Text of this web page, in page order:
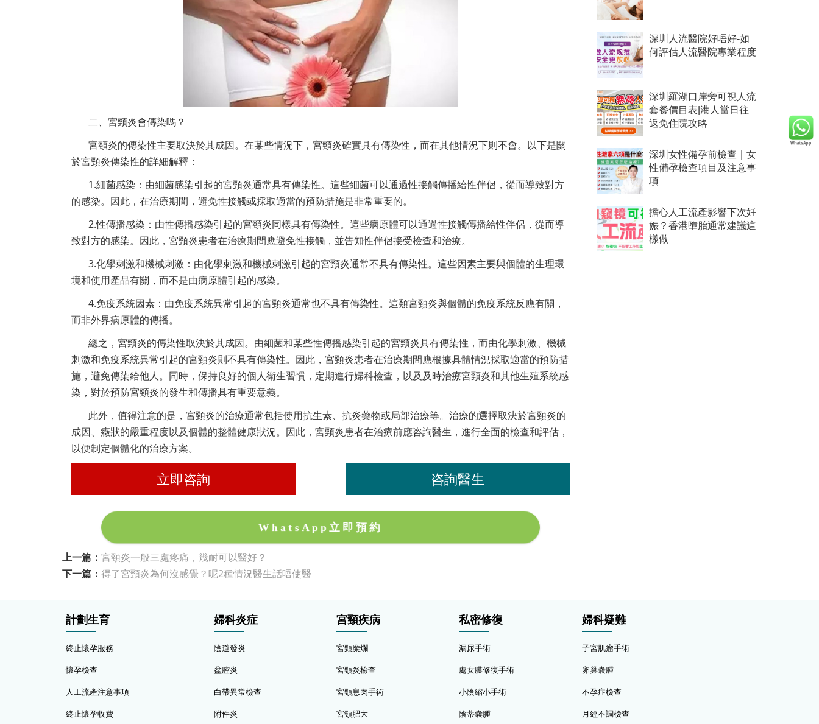
二、宮頸炎會傳染嗎？
宮頸炎的傳染性主要取決於其成因。在某些情況下，宮頸炎確實具有傳染性，而在其他情況下則不會。以下是關
於宮頸炎傳染性的詳細解釋：
1.細菌感染：由細菌感染引起的宮頸炎通常具有傳染性。這些細菌可以通過性接觸傳播給性伴侶，從而導致對方
的感染。因此，在治療期間，避免性接觸或採取適當的預防措施是非常重要的。
2.性傳播感染：由性傳播感染引起的宮頸炎同樣具有傳染性。這些病原體可以通過性接觸傳播給性伴侶，從而導
致對方的感染。因此，宮頸炎患者在治療期間應避免性接觸，並告知性伴侶接受檢查和治療。
3.化學刺激和機械刺激：由化學刺激和機械刺激引起的宮頸炎通常不具有傳染性。這些因素主要與個體的生理環
境和使用產品有關，而不是由病原體引起的感染。
4.免疫系統因素：由免疫系統異常引起的宮頸炎通常也不具有傳染性。這類宮頸炎與個體的免疫系統反應有關，
而非外界病原體的傳播。
總之，宮頸炎的傳染性取決於其成因。由細菌和某些性傳播感染引起的宮頸炎具有傳染性，而由化學刺激、機械
刺激和免疫系統異常引起的宮頸炎則不具有傳染性。因此，宮頸炎患者在治療期間應根據具體情況採取適當的預防措
施，避免傳染給他人。同時，保持良好的個人衛生習慣，定期進行婦科檢查，以及及時治療宮頸炎和其他生殖系統感
染，對於預防宮頸炎的發生和傳播具有重要意義。
此外，值得注意的是，宮頸炎的治療通常包括使用抗生素、抗炎藥物或局部治療等。治療的選擇取決於宮頸炎的
成因、癥狀的嚴重程度以及個體的整體健康狀況。因此，宮頸炎患者在治療前應咨詢醫生，進行全面的檢查和評估，
以便制定個體化的治療方案。
立即咨詢 咨詢醫生
WhatsApp立即預約
上一篇： 宮頸炎一般三處疼痛，幾耐可以醫好？
下一篇： 得了宮頸炎為何沒感覺？呢2種情況醫生話唔使醫
深圳人流醫院好唔好-如
何評估人流醫院專業程度
深圳羅湖口岸旁可視人流
套餐價目表|港人當日往
返免住院攻略
深圳女性備孕前檢查｜女
性備孕檢查項目及注意事
項
擔心人工流產影響下次妊
娠？香港墮胎通常建議這
樣做
計劃生育
終止懷孕服務
懷孕檢查
人工流產注意事項
終止懷孕收費
婦科炎症
陰道發炎
盆腔炎
白帶異常檢查
附件炎
宮頸疾病
宮頸糜爛
宮頸炎檢查
宮頸息肉手術
宮頸肥大
私密修復
漏尿手術
處女膜修復手術
小陰縮小手術
陰蒂囊腫
婦科疑難
子宮肌瘤手術
卵巢囊腫
不孕症檢查
月經不調檢查